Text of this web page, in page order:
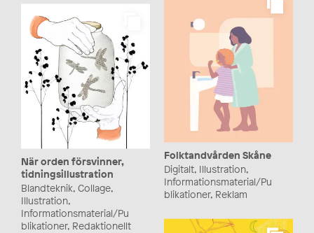
Folktandvården Skåne
Digitalt, Illustration,
Informationsmaterial/Pu
blikationer, Reklam
När orden försvinner,
tidningsillustration
Blandteknik, Collage,
Illustration,
Informationsmaterial/Pu
blikationer, Redaktionellt